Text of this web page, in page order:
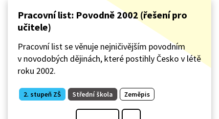
Pracovní list: Povodně 2002 (řešení pro
učitele)
Pracovní list se věnuje nejničivějším povodním
v novodobých dějinách, které postihly Česko v létě
roku 2002.
2. stupeň ZŠ Střední škola Zeměpis